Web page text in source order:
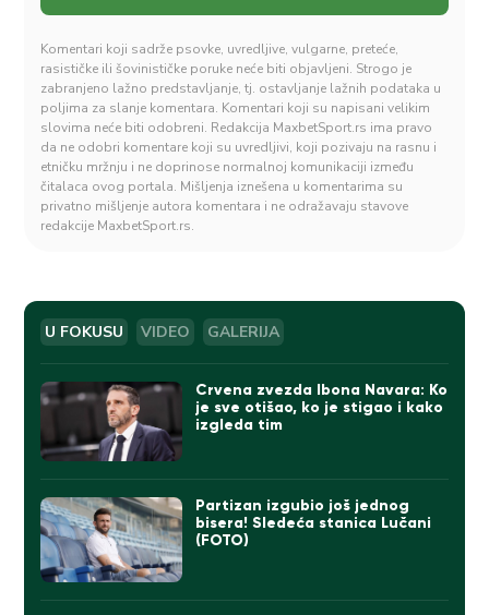
Komentari koji sadrže psovke, uvredljive, vulgarne, preteće,
rasističke ili šovinističke poruke neće biti objavljeni. Strogo je
zabranjeno lažno predstavljanje, tj. ostavljanje lažnih podataka u
poljima za slanje komentara. Komentari koji su napisani velikim
slovima neće biti odobreni. Redakcija MaxbetSport.rs ima pravo
da ne odobri komentare koji su uvredljivi, koji pozivaju na rasnu i
etničku mržnju i ne doprinose normalnoj komunikaciji između
čitalaca ovog portala. Mišljenja iznešena u komentarima su
privatno mišljenje autora komentara i ne odražavaju stavove
redakcije MaxbetSport.rs.
U FOKUSU VIDEO GALERIJA
Crvena zvezda Ibona Navara: Ko
je sve otišao, ko je stigao i kako
izgleda tim
Partizan izgubio još jednog
bisera! Sledeća stanica Lučani
(FOTO)